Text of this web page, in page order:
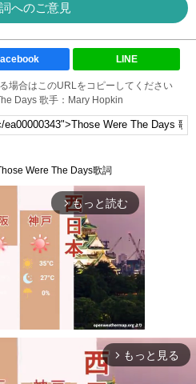
へのご意見
LINE
場合はこのURLをコピーしてください
Days 歌手：Mary Hopkin
Were The Days歌詞
arrow_forward_ios もっと読む
Mute
arrow_forward_ios もっと見る